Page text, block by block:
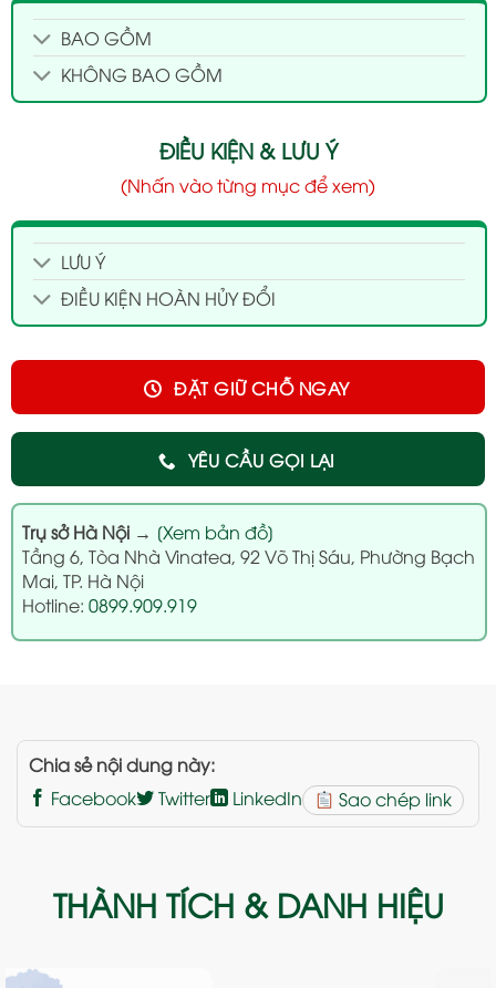
BAO GỒM
KHÔNG BAO GỒM
ĐIỀU KIỆN & LƯU Ý
(Nhấn vào từng mục để xem)
LƯU Ý
ĐIỀU KIỆN HOÀN HỦY ĐỔI
YÊU CẦU GỌI LẠI
ĐẶT GIỮ CHỖ NGAY
Trụ sở Hà Nội→ [Xem bản đồ]
Tầng 6, Tòa Nhà Vinatea, 92 Võ Thị Sáu, Phường Bạch
Mai, TP. Hà Nội
Hotline: 0899.909.919
Chia sẻ nội dung này:
Facebook
Twitter LinkedIn Sao chép link
THÀNH TÍCH & DANH HIỆU